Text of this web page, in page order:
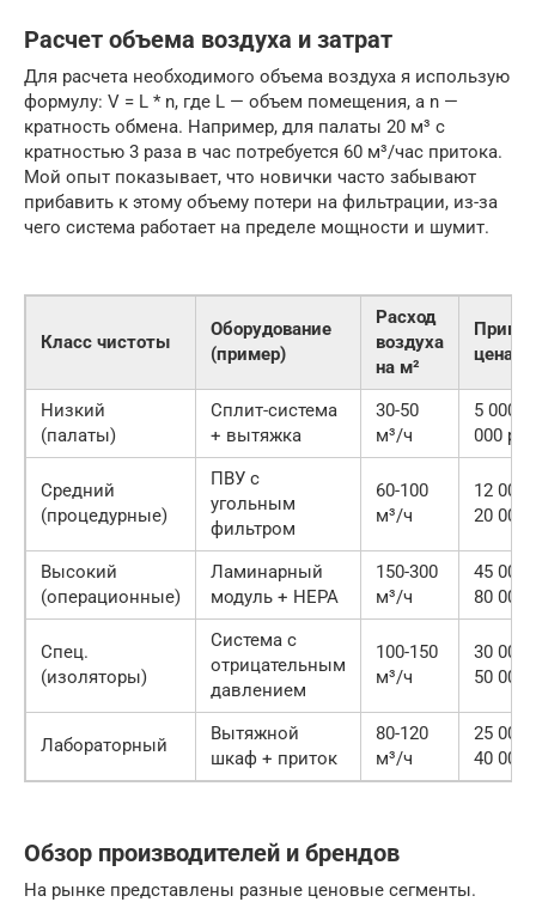
Расчет объема воздуха и затрат
Для расчета необходимого объема воздуха я использую
формулу: V = L * n, где L — объем помещения, а n —
кратность обмена. Например, для палаты 20 м³ с
кратностью 3 раза в час потребуется 60 м³/час притока.
Мой опыт показывает, что новички часто забывают
прибавить к этому объему потери на фильтрации, из-за
чего система работает на пределе мощности и шумит.
Класс чистоты
Оборудование
(пример)
Расход
воздуха
на м²
цена
Низкий
(палаты)
Сплит-система
+ вытяжка
30-50
м³/ч
5 000
000
Средний
(процедурные)
ПВУ с
угольным
фильтром
60-100
м³/ч
12 000
20 000
Высокий
(операционные)
Ламинарный
модуль + HEPA
150-300
м³/ч
45 000
80 000
Спец.
(изоляторы)
Система с
отрицательным
давлением
100-150
м³/ч
30 000
50 000
Лабораторный
Вытяжной
шкаф + приток
80-120
м³/ч
25 000
40 000
Обзор производителей и брендов
На рынке представлены разные ценовые сегменты.